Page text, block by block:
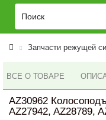
Запчасти режущей
ВСЕ О ТОВАРЕ
AZ30962
AZ27942, AZ28789,